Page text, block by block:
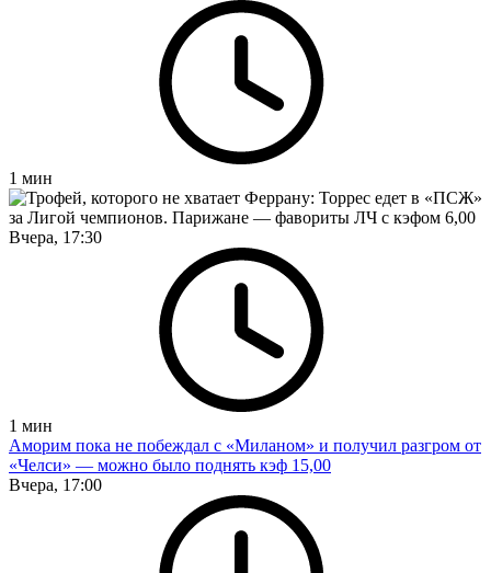
1 мин
Вчера, 17:30
1 мин
Аморим пока не побеждал с «Миланом» и получил разгром от
«Челси» — можно было поднять кэф 15,00
Вчера, 17:00